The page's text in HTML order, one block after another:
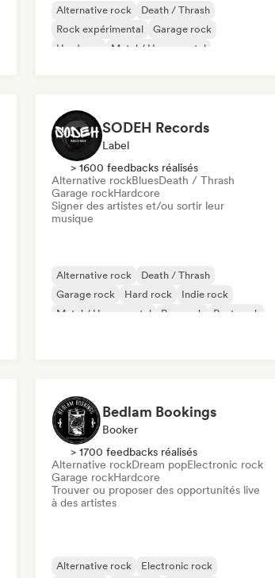
Alternative rock
Death / Thrash
Rock expérimental
Garage rock
Hardcore
Metal / Heavy metal
SODEH Records
Label
> 1600 feedbacks réalisés
Alternative rockBluesDeath / Thrash
Garage rockHardcore
Signer des artistes et/ou sortir leur
musique
Alternative rock
Death / Thrash
Garage rock
Hard rock
Indie rock
Metal / Heavy metal
Pop rock Post punk
Bedlam Bookings
Booker
> 1700 feedbacks réalisés
Alternative rockDream popElectronic rock
Garage rockHardcore
Trouver ou proposer des opportunités live
à des artistes
Alternative rock Electronic rock